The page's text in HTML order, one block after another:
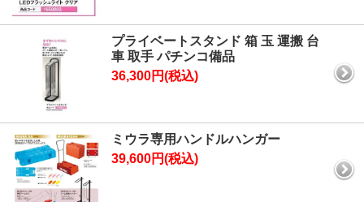
プライベートスタンド 箱 玉 運搬 台
車 取手 パチンコ備品
36,300円(税込)
ミウラ専用ハンドルハンガー
39,600円(税込)